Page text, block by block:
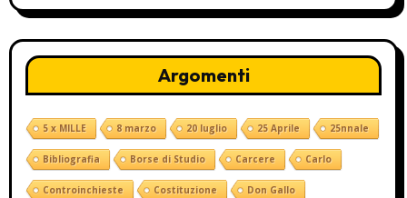
Argomenti
5 x MILLE 8 marzo 20 luglio 25 Aprile 25nnale
Bibliografia Borse di Studio Carcere Carlo
Controinchieste Costituzione Don Gallo